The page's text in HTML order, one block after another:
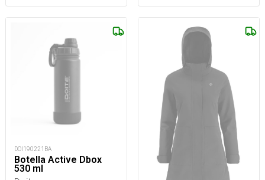
DOI190221BA
Botella Active Dbox
530 ml